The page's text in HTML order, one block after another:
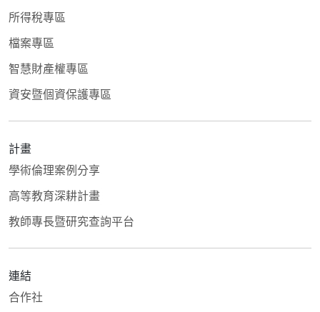
所得稅專區
檔案專區
智慧財產權專區
資安暨個資保護專區
計畫
學術倫理案例分享
高等教育深耕計畫
教師專長暨研究查詢平台
連結
合作社